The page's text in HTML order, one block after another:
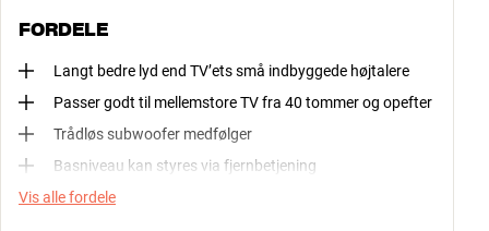
FORDELE
Langt bedre lyd end TV’ets små indbyggede højtalere
Passer godt til mellemstore TV fra 40 tommer og opefter
Trådløs subwoofer medfølger
Basniveau kan styres via fjernbetjening
Vis alle fordele